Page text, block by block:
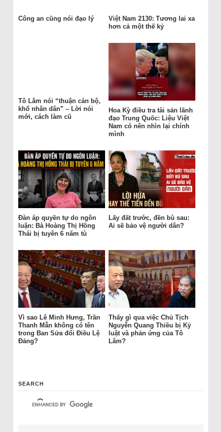
Công an cũng nói đạo lý
Việt Nam 2130: Tương lai xa
hơn cả một thế kỷ
Tô Lâm nói “thuận cán bộ,
khổ nhân dân” – Lời nói
mới, cách làm cũ
Hoa Kỳ điều tra tài sản lãnh
đạo Trung Quốc: Liệu Việt
Nam có nên nhìn lại chính
mình
Đàn áp quyền tự do ngôn
luận: Bà Hoàng Thị Hồng
Thái bị tuyên 6 năm tù
Lấy đất trước, đền bù sau:
Ai sẽ bảo vệ người dân?
Vì sao Lê Minh Hưng, Trần
Thanh Mẫn không có tên
trong Ban Sửa đổi Điều Lệ
Đảng?
Thấy gì qua việc Chủ Tịch
Nguyễn Quang Thiều bị Kỷ
luật và phản ứng của Tô
Lâm?
SEARCH